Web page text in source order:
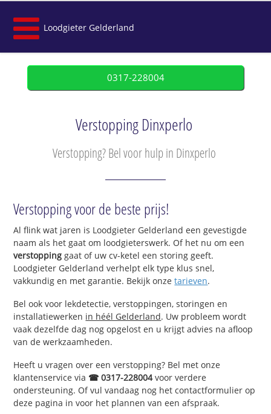
Loodgieter Gelderland
0317-228004
Verstopping Dinxperlo
Verstopping? Bel voor hulp in Dinxperlo
Verstopping voor de beste prijs!
Al flink wat jaren is Loodgieter Gelderland een gevestigde
naam als het gaat om loodgieterswerk. Of het nu om een
verstopping gaat of uw cv-ketel een storing geeft.
Loodgieter Gelderland verhelpt elk type klus snel,
vakkundig en met garantie. Bekijk onzetarieven.
Bel ook voor lekdetectie, verstoppingen, storingen en
installatiewerken in héél Gelderland. Uw probleem wordt
vaak dezelfde dag nog opgelost en u krijgt advies na afloop
van de werkzaamheden.
Heeft u vragen over een verstopping? Bel met onze
klantenservice via ☎ 0317-228004voor verdere
ondersteuning. Of vul vandaag nog het contactformulier op
deze pagina in voor het plannen van een afspraak.